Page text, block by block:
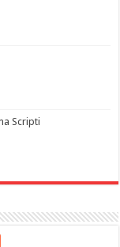
Scripti